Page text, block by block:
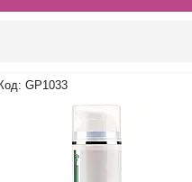
GP1033